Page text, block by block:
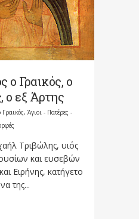
ο Γραικός, ο
ο εξ Άρτης
, Άγιοι - Πατέρες -
Τριβώλης, υιός
και ευσεβών
Ειρήνης, κατήγετο
της...